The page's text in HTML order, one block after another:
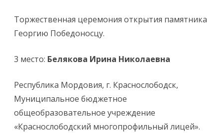
Торжественная церемония открытия памятника
Георгию Победоносцу.
3 место: Белякова Ирина Николаевна
Республика Мордовия, г. Краснослободск,
Муниципальное бюджетное
общеобразовательное учреждение
«Краснослободский многопрофильный лицей».